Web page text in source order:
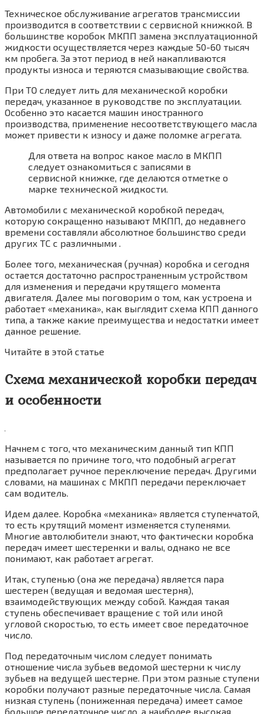
Техническое обслуживание агрегатов трансмиссии
производится в соответствии с сервисной книжкой. В
большинстве коробок МКПП замена эксплуатационной
жидкости осуществляется через каждые 50-60 тысяч
км пробега. За этот период в ней накапливаются
продукты износа и теряются смазывающие свойства.
При ТО следует лить для механической коробки
передач, указанное в руководстве по эксплуатации.
Особенно это касается машин иностранного
производства, применение несоответствующего масла
может привести к износу и даже поломке агрегата.
Для ответа на вопрос какое масло в МКПП
следует ознакомиться с записями в
сервисной книжке, где делаются отметке о
марке технической жидкости.
Автомобили с механической коробкой передач,
которую сокращенно называют МКПП, до недавнего
времени составляли абсолютное большинство среди
других ТС с различными .
Более того, механическая (ручная) коробка и сегодня
остается достаточно распространенным устройством
для изменения и передачи крутящего момента
двигателя. Далее мы поговорим о том, как устроена и
работает «механика», как выглядит схема КПП данного
типа, а также какие преимущества и недостатки имеет
данное решение.
Читайте в этой статье
Схема механической коробки передач
и особенности
Начнем с того, что механическим данный тип КПП
называется по причине того, что подобный агрегат
предполагает ручное переключение передач. Другими
словами, на машинах с МКПП передачи переключает
сам водитель.
Идем далее. Коробка «механика» является ступенчатой,
то есть крутящий момент изменяется ступенями.
Многие автолюбители знают, что фактически коробка
передач имеет шестеренки и валы, однако не все
понимают, как работает агрегат.
Итак, ступенью (она же передача) является пара
шестерен (ведущая и ведомая шестерня),
взаимодействующих между собой. Каждая такая
ступень обеспечивает вращение с той или иной
угловой скоростью, то есть имеет свое передаточное
число.
Под передаточным числом следует понимать
отношение числа зубьев ведомой шестерни к числу
зубьев на ведущей шестерне. При этом разные ступени
коробки получают разные передаточные числа. Самая
низкая ступень (пониженная передача) имеет самое
большое передаточное число, а наиболее высокая